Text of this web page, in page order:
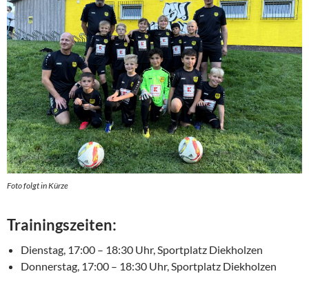
Foto folgt in Kürze
Trainingszeiten:
Dienstag, 17:00 – 18:30 Uhr, Sportplatz Diekholzen
Donnerstag, 17:00 – 18:30 Uhr, Sportplatz Diekholzen